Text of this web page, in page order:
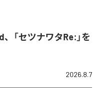
「セツナワタRe:」を
2026.8.7